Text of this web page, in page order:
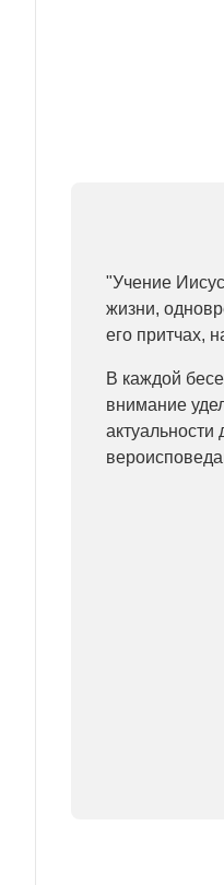
"Учение
жизни,
его притчах,
В каждой
внимание
актуальности